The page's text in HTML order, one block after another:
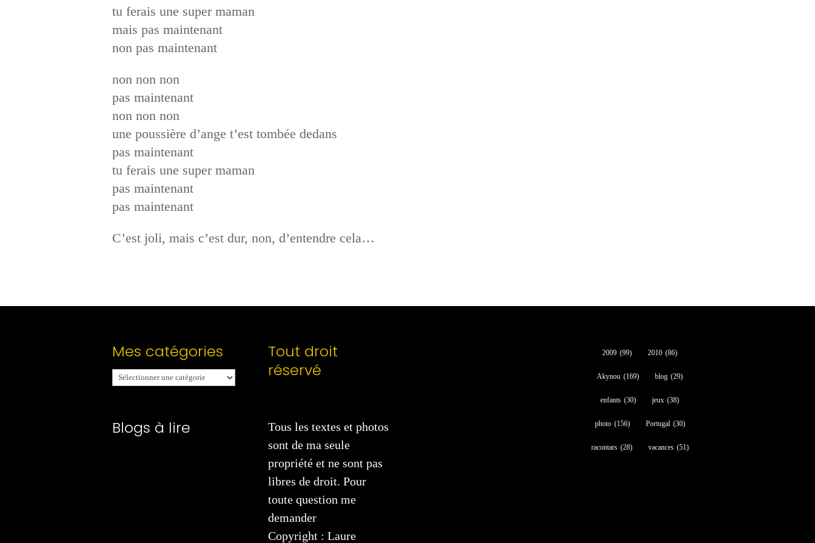
tu ferais une super maman
mais pas maintenant
non pas maintenant
non non non
pas maintenant
non non non
une poussière d’ange t’est tombée dedans
pas maintenant
tu ferais une super maman
pas maintenant
pas maintenant
C’est joli, mais c’est dur, non, d’entendre cela…
Mes catégories
Mes
catégories
Blogs à lire
Tout droit
réservé
Tous les textes et photos
sont de ma seule
propriété et ne sont pas
libres de droit. Pour
toute question me
demander
Copyright : Laure
2009 (99) 2010 (86)
Akynou (169) blog (29)
enfants (30) jeux (38)
photo (156) Portugal (30)
racontars (28) vacances (51)